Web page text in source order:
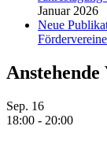
Januar 2026
Neue
Sep. 16
18:00 - 20:00